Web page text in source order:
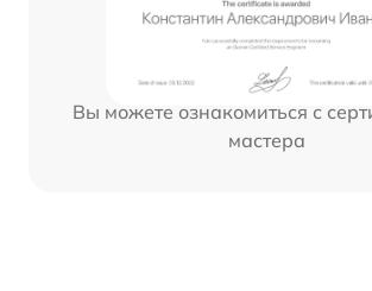
Вы можете ознакомиться с
мастера